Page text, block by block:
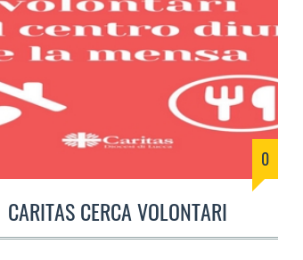
0
CARITAS CERCA VOLONTARI